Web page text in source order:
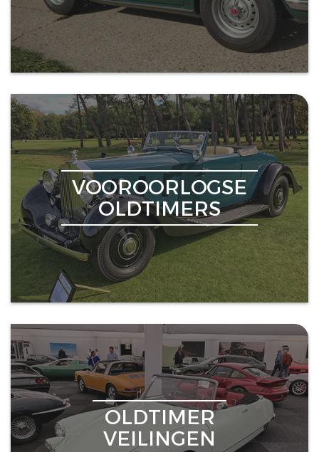
VOOROORLOGSE
OLDTIMERS
OLDTIMER
VEILINGEN